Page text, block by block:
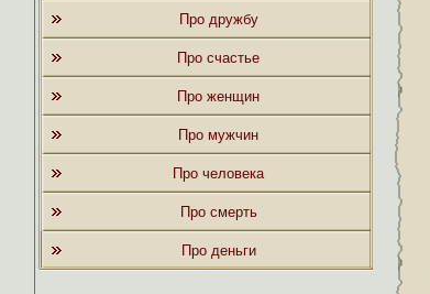
Про дружбу
Про счастье
Про женщин
Про мужчин
Про человека
Про смерть
Про деньги